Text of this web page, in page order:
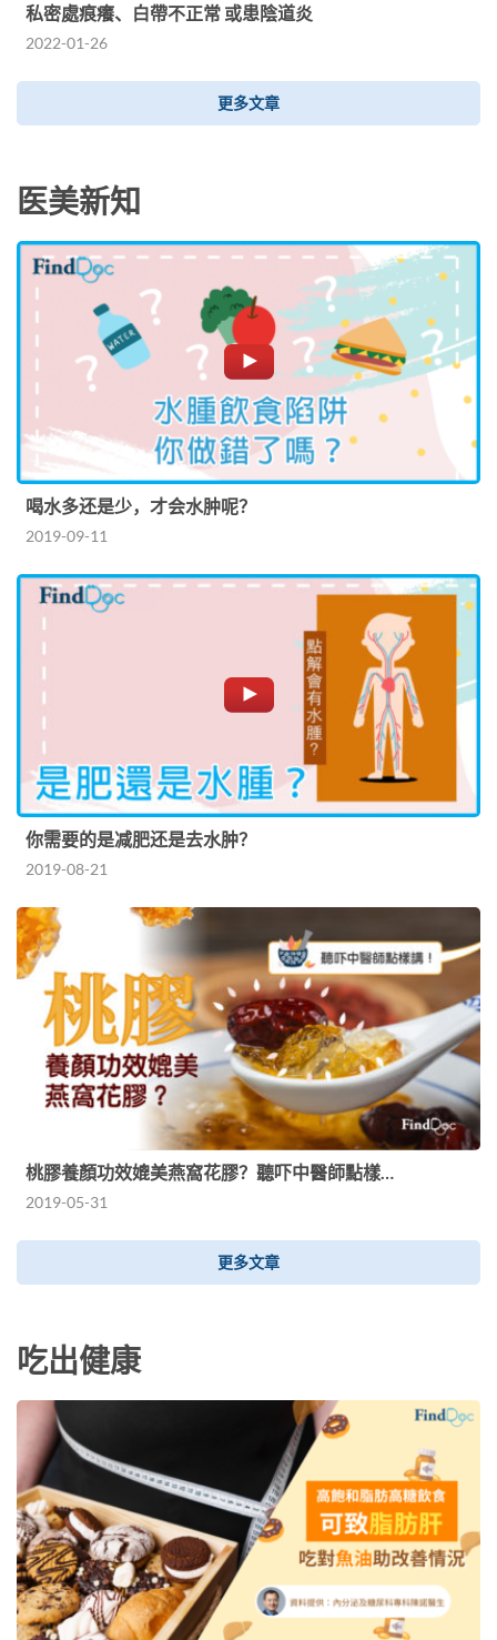
私密處痕癢、白帶不正常 或患陰道炎
2022-01-26
更多文章
医美新知
喝水多还是少，才会水肿呢？
2019-09-11
你需要的是减肥还是去水肿？
2019-08-21
桃膠養顏功效媲美燕窩花膠？聽吓中醫師點樣…
2019-05-31
更多文章
吃出健康